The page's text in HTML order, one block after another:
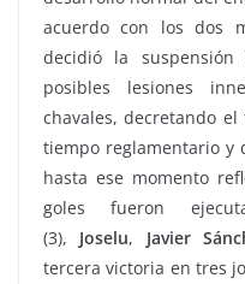
acuerdo con los dos
decidió la
posibles lesiones
chavales, decretando
tiempo reglamentario y
hasta ese momento
goles fueron
(3), Joselu, Javier
tercera victoria en tres